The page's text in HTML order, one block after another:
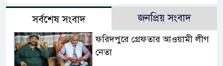
সর্বশেষ সংবাদ জনপ্রিয় সংবাদ
ফরিদপুরে গ্রেফতার আওয়ামী লীগ
নেতা